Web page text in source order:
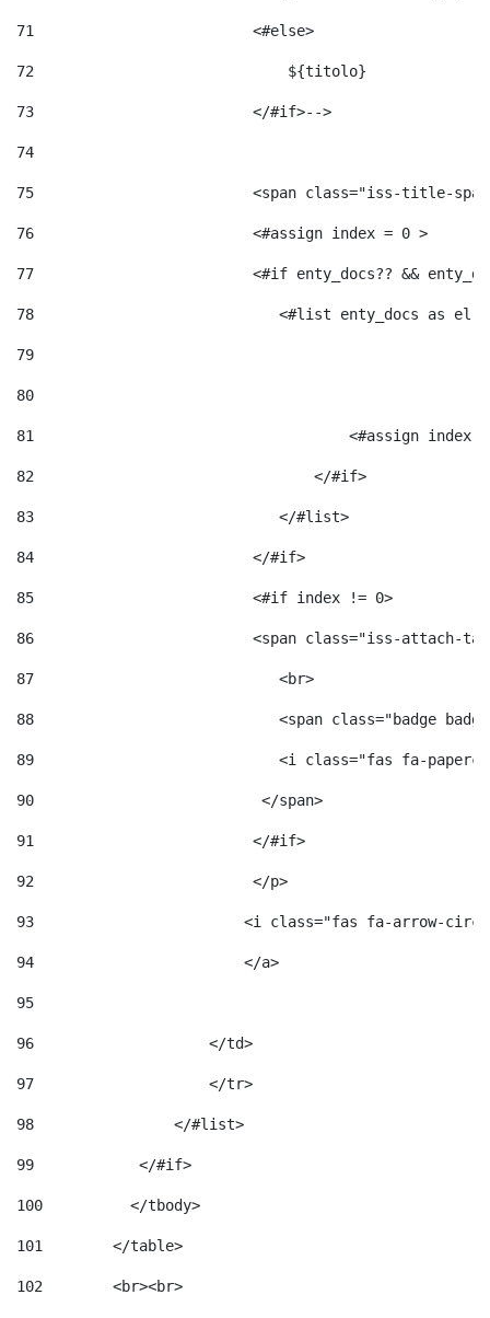
71
                         <#else>
72
                             ${titolo}
73
                         </#if>-->
74
75
<span class="iss-title-
76
                         <#assign index = 0 >
77
<#if enty_docs?? &&
78
<#list enty_docs as el
79
80
81
<#assign index
82
                                </#if>
83
                            </#list>
84
                         </#if>
85
                         <#if index != 0>
86
<span class="iss-attach-
87
                            <br>
88
<span class="badge
89
<i class="fas fa-
90
</
91
</
92
                         </p>
93
<i class="fas fa-arrow-
94
                        </a>
95
96
                    </td>
97
                    </tr>
98
                </#list>
99
            </#if>
100
          </tbody>
101
        </table>
102
        <br><br>